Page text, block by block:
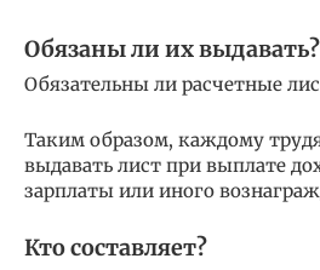
Обязаны ли их выдавать?
Обязательны ли расчетные
Таким образом, каждому
выдавать лист при выплате
зарплаты или иного
Кто составляет?